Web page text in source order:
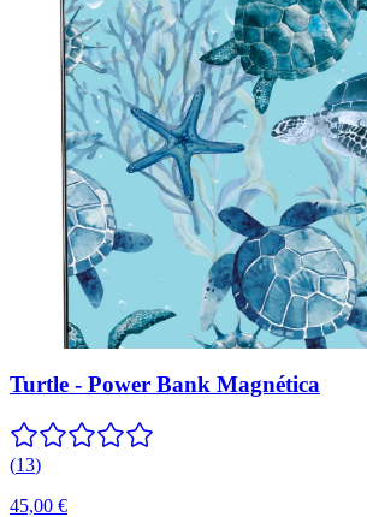
Turtle - Power Bank Magnética
(13)
45,00 €